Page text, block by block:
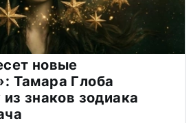
новые
Тамара Глоба
знаков зодиака